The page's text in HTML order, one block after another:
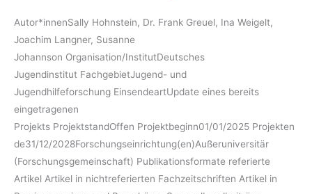
Autor*innenSally Hohnstein, Dr. Frank Greuel, Ina Weigelt,
Joachim Langner, Susanne
Johannson Organisation/InstitutDeutsches
Jugendinstitut FachgebietJugend- und
Jugendhilfeforschung EinsendeartUpdate eines bereits
eingetragenen
Projekts ProjektstandOffen Projektbeginn01/01/2025 Projekten
de31/12/2028Forschungseinrichtung(en)Außeruniversitär
(Forschungsgemeinschaft) Publikationsformate referierte
Artikel Artikel in nichtreferierten Fachzeitschriften Artikel in